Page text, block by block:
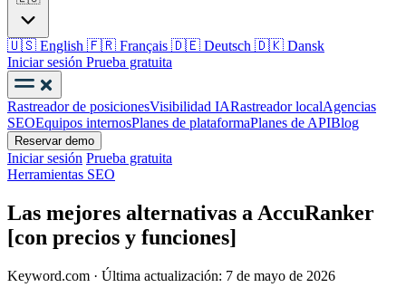
🇺🇸 English 🇫🇷 Français 🇩🇪 Deutsch 🇩🇰 Dansk
Iniciar sesión Prueba gratuita
Rastreador de posicionesVisibilidad IARastreador localAgencias
SEOEquipos internosPlanes de plataformaPlanes de APIBlog
Reservar demo
Iniciar sesión Prueba gratuita
Herramientas SEO
Las mejores alternativas a AccuRanker
[con precios y funciones]
Keyword.com · Última actualización: 7 de mayo de 2026